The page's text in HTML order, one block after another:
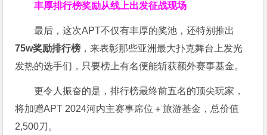
丰厚排行榜奖励从线上出发征战现场
最后，这次APT不仅有丰厚的奖池，还特别推出
75w奖励排行榜 ，来表彰那些亚洲最大扑克舞台上发光
发热的选手们，只要榜上有名便能斩获额外赛事基金。
更令人振奋的是，排行榜最终前五名的顶尖玩家，
将加赠APT 2024河内主赛事席位＋旅游基金，总价值
2,500刀。